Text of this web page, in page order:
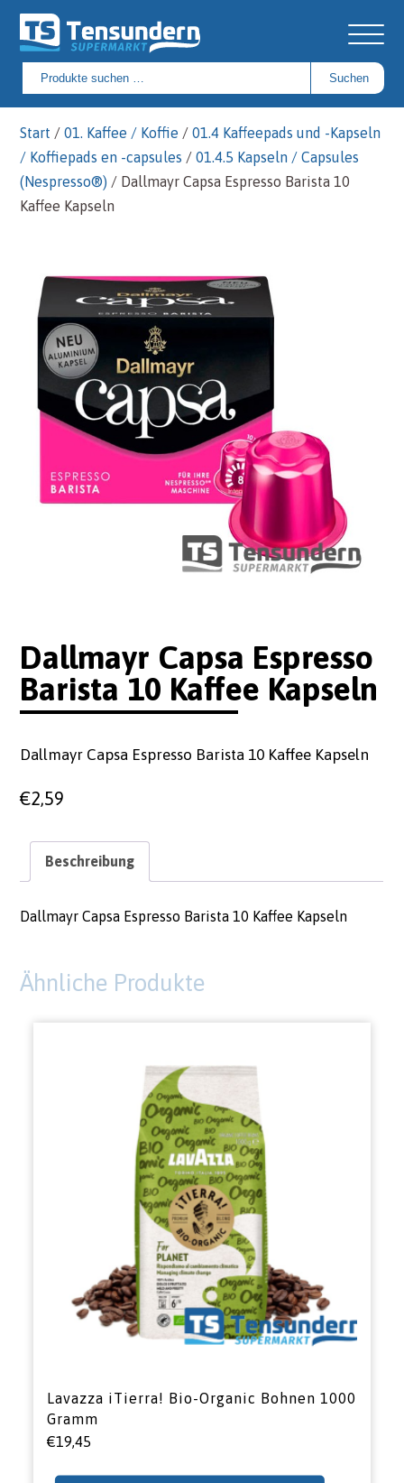
Suchen
nach:
Suchen
Start /01. Kaffee / Koffie /01.4 Kaffeepads und -Kapseln
/ Koffiepads en -capsules /01.4.5 Kapseln / Capsules
(Nespresso®) / Dallmayr Capsa Espresso Barista 10
Kaffee Kapseln
Dallmayr Capsa Espresso
Barista 10 Kaffee Kapseln
Dallmayr Capsa Espresso Barista 10 Kaffee Kapseln
€2,59
Beschreibung
Dallmayr Capsa Espresso Barista 10 Kaffee Kapseln
Ähnliche Produkte
Lavazza iTierra! Bio-Organic Bohnen 1000
Gramm
€19,45